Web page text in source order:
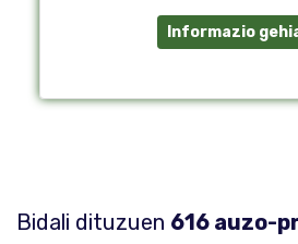
Informazio
Bidali dituzuen 616 auzo-